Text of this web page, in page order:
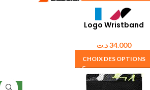
Logo Wristband
34.000د.ت
CHOIX DES OPTIONS
NEW